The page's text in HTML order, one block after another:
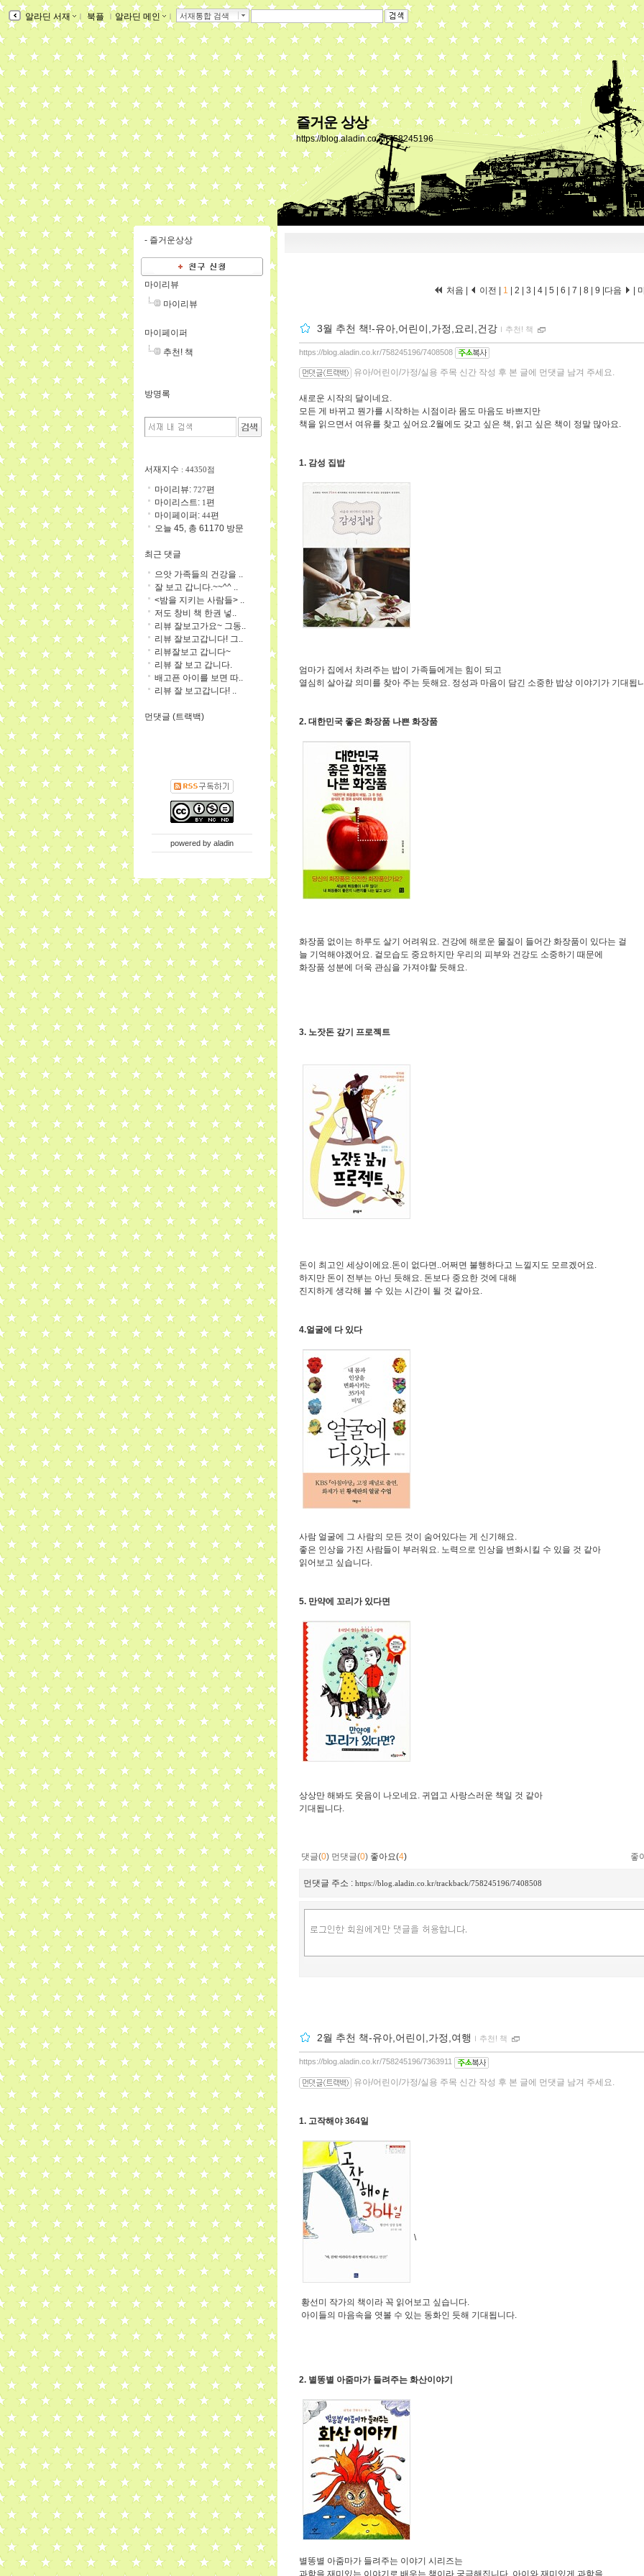
알라딘 서재 ｌ 북플 ｌ 알라딘 메인 ｌ 서재통합 검색
즐거운 상상
https://blog.aladin.co.kr/758245196
처음 | 이전 | 1 2 3 4 5 6 7 8 9 다음
3월 추천 책!-유아,어린이,가정,요리,건강 ｌ 추천! 책
https://blog.aladin.co.kr/758245196/7408508
유아/어린이/가정/실용 주목 신간 작성 후 본 글에 먼댓글 남겨 주세요.
새로운 시작의 달이네요.
모든 게 바뀌고 뭔가를 시작하는 시점이라 몸도 마음도 바쁘지만
책을 읽으면서 여유를 찾고 싶어요.2월에도 갖고 싶은 책, 읽고 싶은 책이 정말 많아요.
1. 감성 집밥
엄마가 집에서 차려주는 밥이 가족들에게는 힘이 되고
열심히 살아갈 의미를 찾아 주는 듯해요. 정성과 마음이 담긴 소중한 밥상 이야기가 기대됩
2. 대한민국 좋은 화장품 나쁜 화장품
화장품 없이는 하루도 살기 어려워요. 건강에 해로운 물질이 들어간 화장품이 있다는 걸
늘 기억해야겠어요. 겉모습도 중요하지만 우리의 피부와 건강도 소중하기 때문에
화장품 성분에 더욱 관심을 가져야할 듯해요.
3. 노잣돈 갚기 프로젝트
돈이 최고인 세상이에요.돈이 없다면..어쩌면 불행하다고 느낄지도 모르겠어요.
하지만 돈이 전부는 아닌 듯해요. 돈보다 중요한 것에 대해
진지하게 생각해 볼 수 있는 시간이 될 것 같아요.
4.얼굴에 다 있다
사람 얼굴에 그 사람의 모든 것이 숨어있다는 게 신기해요.
좋은 인상을 가진 사람들이 부러워요. 노력으로 인상을 변화시킬 수 있을 것 같아
읽어보고 싶습니다.
5. 만약에 꼬리가 있다면
상상만 해봐도 웃음이 나오네요. 귀엽고 사랑스러운 책일 것 같아
기대됩니다.
댓글(0) 먼댓글(0) 좋아요(4) 좋
먼댓글 주소 : https://blog.aladin.co.kr/trackback/758245196/7408508
2월 추천 책-유아,어린이,가정,여행 ｌ 추천! 책
https://blog.aladin.co.kr/758245196/7363911
유아/어린이/가정/실용 주목 신간 작성 후 본 글에 먼댓글 남겨 주세요.
1. 고작해야 364일
\
황선미 작가의 책이라 꼭 읽어보고 싶습니다.
아이들의 마음속을 엿볼 수 있는 동화인 듯해 기대됩니다.
2. 별똥별 아줌마가 들려주는 화산이야기
별똥별 아줌마가 들려주는 이야기 시리즈는
과학을 재미있는 이야기로 배우는 책이라 궁금해집니다. 아이와 재미있게 과학을
- 즐거운상상
마이리뷰
마이리뷰
마이페이퍼
추천! 책
방명록
서재지수 : 44350점
마이리뷰: 727편
마이리스트: 1편
마이페이퍼: 44편
오늘 45, 총 61170 방문
최근 댓글
으앗 가족들의 건강을 ..
잘 보고 갑니다.~~^^ ..
<밤을 지키는 사람들> ..
저도 창비 책 한권 넣..
리뷰 잘보고가요~ 그동..
리뷰 잘보고갑니다! 그..
리뷰잘보고 갑니다~
리뷰 잘 보고 갑니다.
배고픈 아이를 보면 따..
리뷰 잘 보고갑니다! ..
먼댓글 (트랙백)
powered by aladin